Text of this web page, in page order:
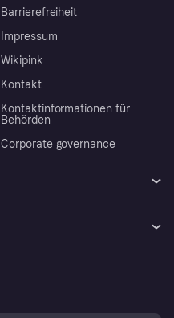
Barrierefreiheit
Impressum
Wikipink
Kontakt
Kontaktinformationen für
Behörden
Corporate governance
Dein Widerrufsrecht